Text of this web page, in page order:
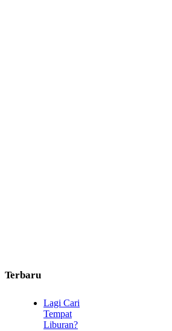
Terbaru
Lagi Cari
Tempat
Liburan?